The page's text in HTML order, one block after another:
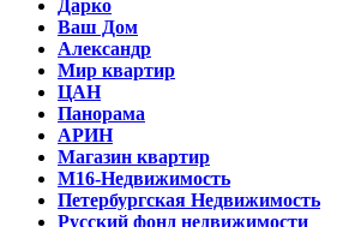
Дарко
Ваш Дом
Александр
Мир квартир
ЦАН
Панорама
АРИН
Магазин квартир
М16-Недвижимость
Петербургская Недвижимость
Русский фонд недвижимости